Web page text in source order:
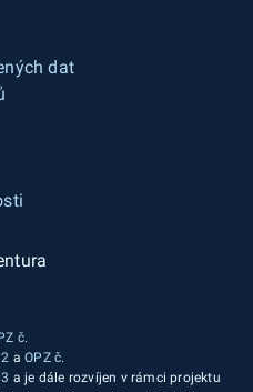
dat
č.
aOPZ č.
a je dále rozvíjen v rámci projektu